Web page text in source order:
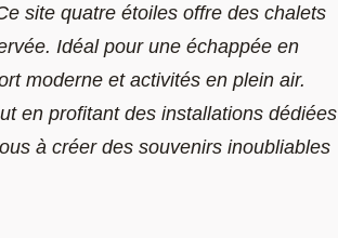
site quatre étoiles offre des chalets
Idéal pour une échappée en
moderne et activités en plein air.
en profitant des installations dédiées
à créer des souvenirs inoubliables